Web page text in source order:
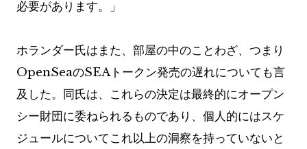
必要があります。」
ホランダー氏はまた、部屋の中のことわざ、つまり
OpenSeaのSEAトークン発売の遅れについても言
及した。同氏は、これらの決定は最終的にオープン
シー財団に委ねられるものであり、個人的にはスケ
ジュールについてこれ以上の洞察を持っていないと